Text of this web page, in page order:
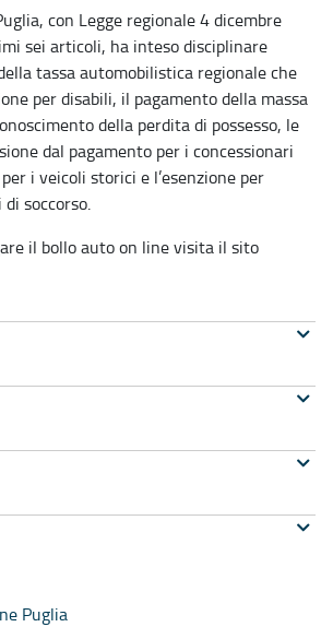
con Legge regionale 4 dicembre
sei articoli, ha inteso disciplinare
tassa automobilistica regionale che
per disabili, il pagamento della massa
della perdita di possesso, le
dal pagamento per i concessionari
i veicoli storici e l’esenzione per
soccorso.
il bollo auto on line visita il sito
Puglia